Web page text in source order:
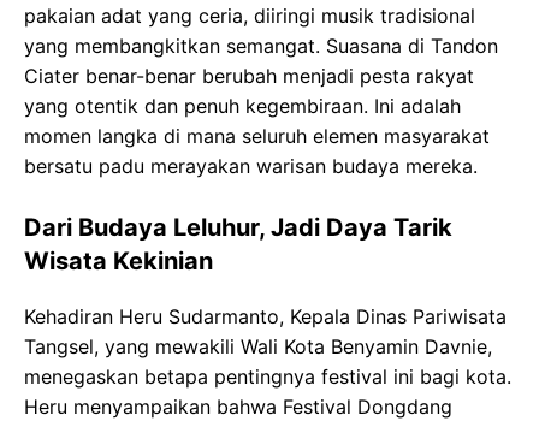
pakaian adat yang ceria, diiringi musik tradisional
yang membangkitkan semangat. Suasana di Tandon
Ciater benar-benar berubah menjadi pesta rakyat
yang otentik dan penuh kegembiraan. Ini adalah
momen langka di mana seluruh elemen masyarakat
bersatu padu merayakan warisan budaya mereka.
Dari Budaya Leluhur, Jadi Daya Tarik
Wisata Kekinian
Kehadiran Heru Sudarmanto, Kepala Dinas Pariwisata
Tangsel, yang mewakili Wali Kota Benyamin Davnie,
menegaskan betapa pentingnya festival ini bagi kota.
Heru menyampaikan bahwa Festival Dongdang